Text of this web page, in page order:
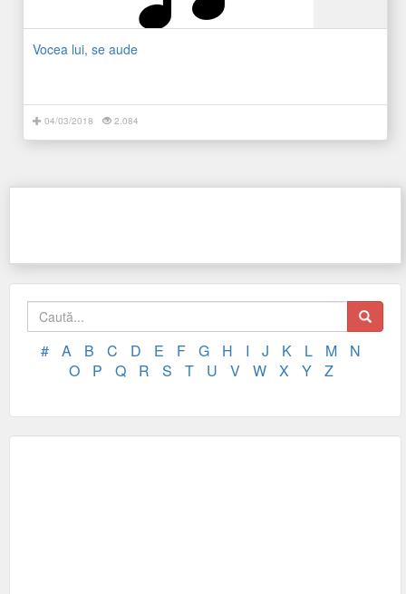
Vocea lui, se aude
04/03/2018 2.084
# A B C D E F G H I J K L M
N
O
P Q R S T U V W X Y Z